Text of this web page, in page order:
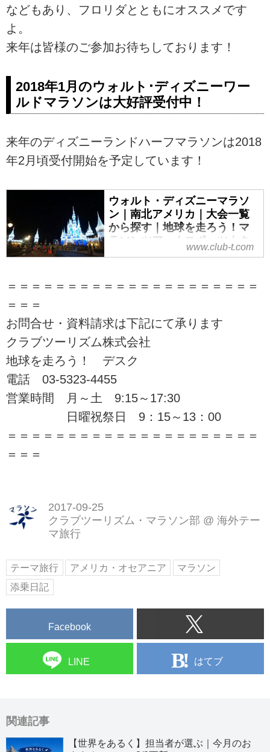
などもあり、フロリダとともにオススメです
よ。
来年は皆様のご参加お待ちしております！
2018年1月のウォルト･ディズニーワー
ルドマラソンは大好評受付中！
来年のディズニーランドハーフマラソンは2018
年2月頃受付開始を予定しています！
ウォルト・ディズニーマラソ
ン｜南北アメリカ｜大会一覧
から探す｜地球を走ろう！マ
ラソンツアー｜スポーツ｜ク
大会まで、クラブツーリズム「地
てご参加いただけるツアーをご用
意！ツアーの検索・ご予約も簡単
です。ウォルト・ディズニーマラ
ソンを紹介しています。
www.club-t.com
＝＝＝＝＝＝＝＝＝＝＝＝＝＝＝＝＝＝＝＝＝
＝＝＝
お問合せ・資料請求は下記にて承ります
クラブツーリズム株式会社
地球を走ろう！ デスク
電話 03-5323-4455
営業時間 月～土 9:15～17:30
日曜祝祭日 9：15～13：00
＝＝＝＝＝＝＝＝＝＝＝＝＝＝＝＝＝＝＝＝＝
＝＝＝
2017-09-25
クラブツーリズム・マラソン部 @ 海外テー
マ旅行
テーマ旅行 アメリカ・オセアニア
マラソン
添乗日記
Facebook
LINE はてブ
関連記事
【世界をあるく】担当者が選ぶ｜今月のお